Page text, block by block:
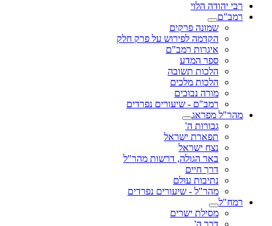
רבי יהודה הלוי
רמב"ם
שמונה פרקים
הקדמה לפירוש על פרק חלק
איגרות רמב"ם
ספר המדע
הלכות תשובה
הלכות מלכים
מורה נבוכים
רמב"ם - שיעורים נפרדים
מהר"ל מפראג
גבורות ה'
תפארת ישראל
נצח ישראל
באר הגולה, דרשות מהר"ל
דרך חיים
נתיבות עולם
מהר"ל - שיעורים נפרדים
רמח"ל
מסילת ישרים